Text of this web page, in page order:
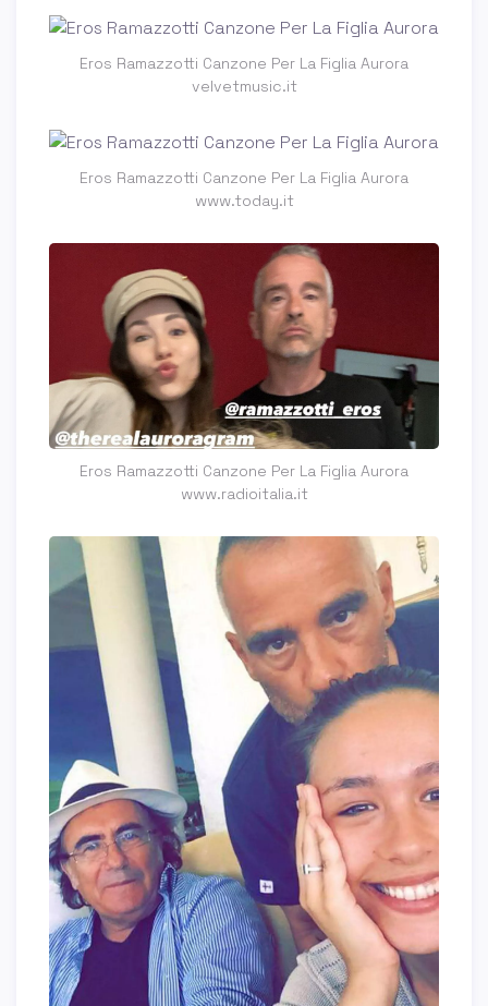
Eros Ramazzotti Canzone Per La Figlia Aurora
velvetmusic.it
Eros Ramazzotti Canzone Per La Figlia Aurora
www.today.it
Eros Ramazzotti Canzone Per La Figlia Aurora
www.radioitalia.it